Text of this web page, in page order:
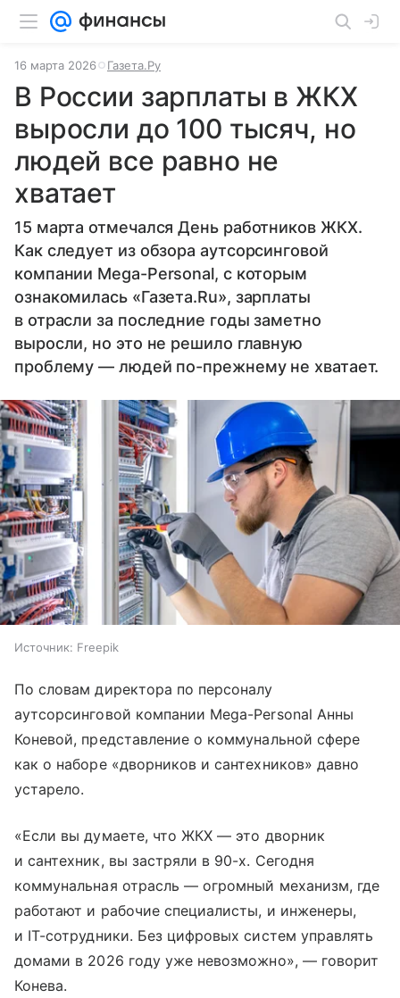
16 марта 2026 Газета.Ру
В России зарплаты в ЖКХ
выросли до 100 тысяч, но
людей все равно не
хватает
15 марта отмечался День работников ЖКХ.
Как следует из обзора аутсорсинговой
компании Mega-Personal, с которым
ознакомилась «Газета.Ru», зарплаты
в отрасли за последние годы заметно
выросли, но это не решило главную
проблему — людей по-прежнему не хватает.
Источник: Freepik
По словам директора по персоналу
аутсорсинговой компании Mega-Personal Анны
Коневой, представление о коммунальной сфере
как о наборе «дворников и сантехников» давно
устарело.
«Если вы думаете, что ЖКХ — это дворник
и сантехник, вы застряли в 90-х. Сегодня
коммунальная отрасль — огромный механизм, где
работают и рабочие специалисты, и инженеры,
и IT-сотрудники. Без цифровых систем управлять
домами в 2026 году уже невозможно», — говорит
Конева.